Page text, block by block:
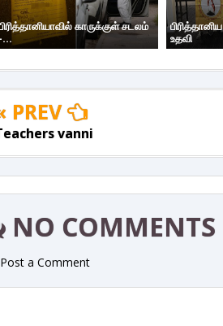
காருக்குள் சடலம்
-...
உதவி
PREV
vanni
NO COMMENTS
Post a Comment